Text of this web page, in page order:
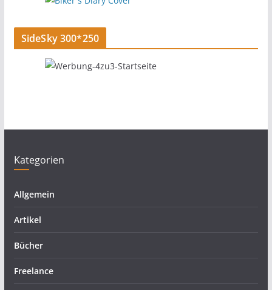
SideSky 300*250
Kategorien
Allgemein
Artikel
Bücher
Freelance